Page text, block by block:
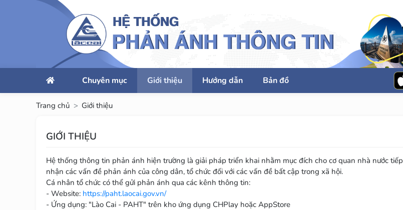
Chuyên mục Giới thiệu Hướng dẫn Bản đồ
Trang chủ Giới thiệu
GIỚI THIỆU
Hệ thống thông tin phản ánh hiện trường là giải pháp triển khai nhằm mục đích cho cơ quan nhà nước tiếp
nhận các vấn đề phản ánh của công dân, tổ chức đối với các vấn đề bất cập trong xã hội.
Cá nhân tổ chức có thể gửi phản ánh qua các kênh thông tin:
- Website: https://paht.laocai.gov.vn/
- Ứng dụng: "Lào Cai - PAHT" trên kho ứng dụng CHPlay hoặc AppStore